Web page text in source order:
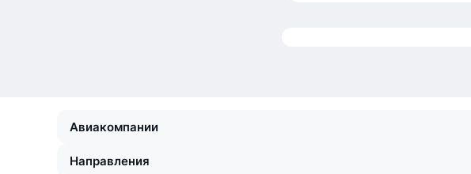
Авиакомпании
Направления